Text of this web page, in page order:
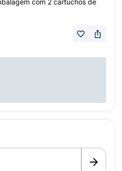
com 2 cartuchos de